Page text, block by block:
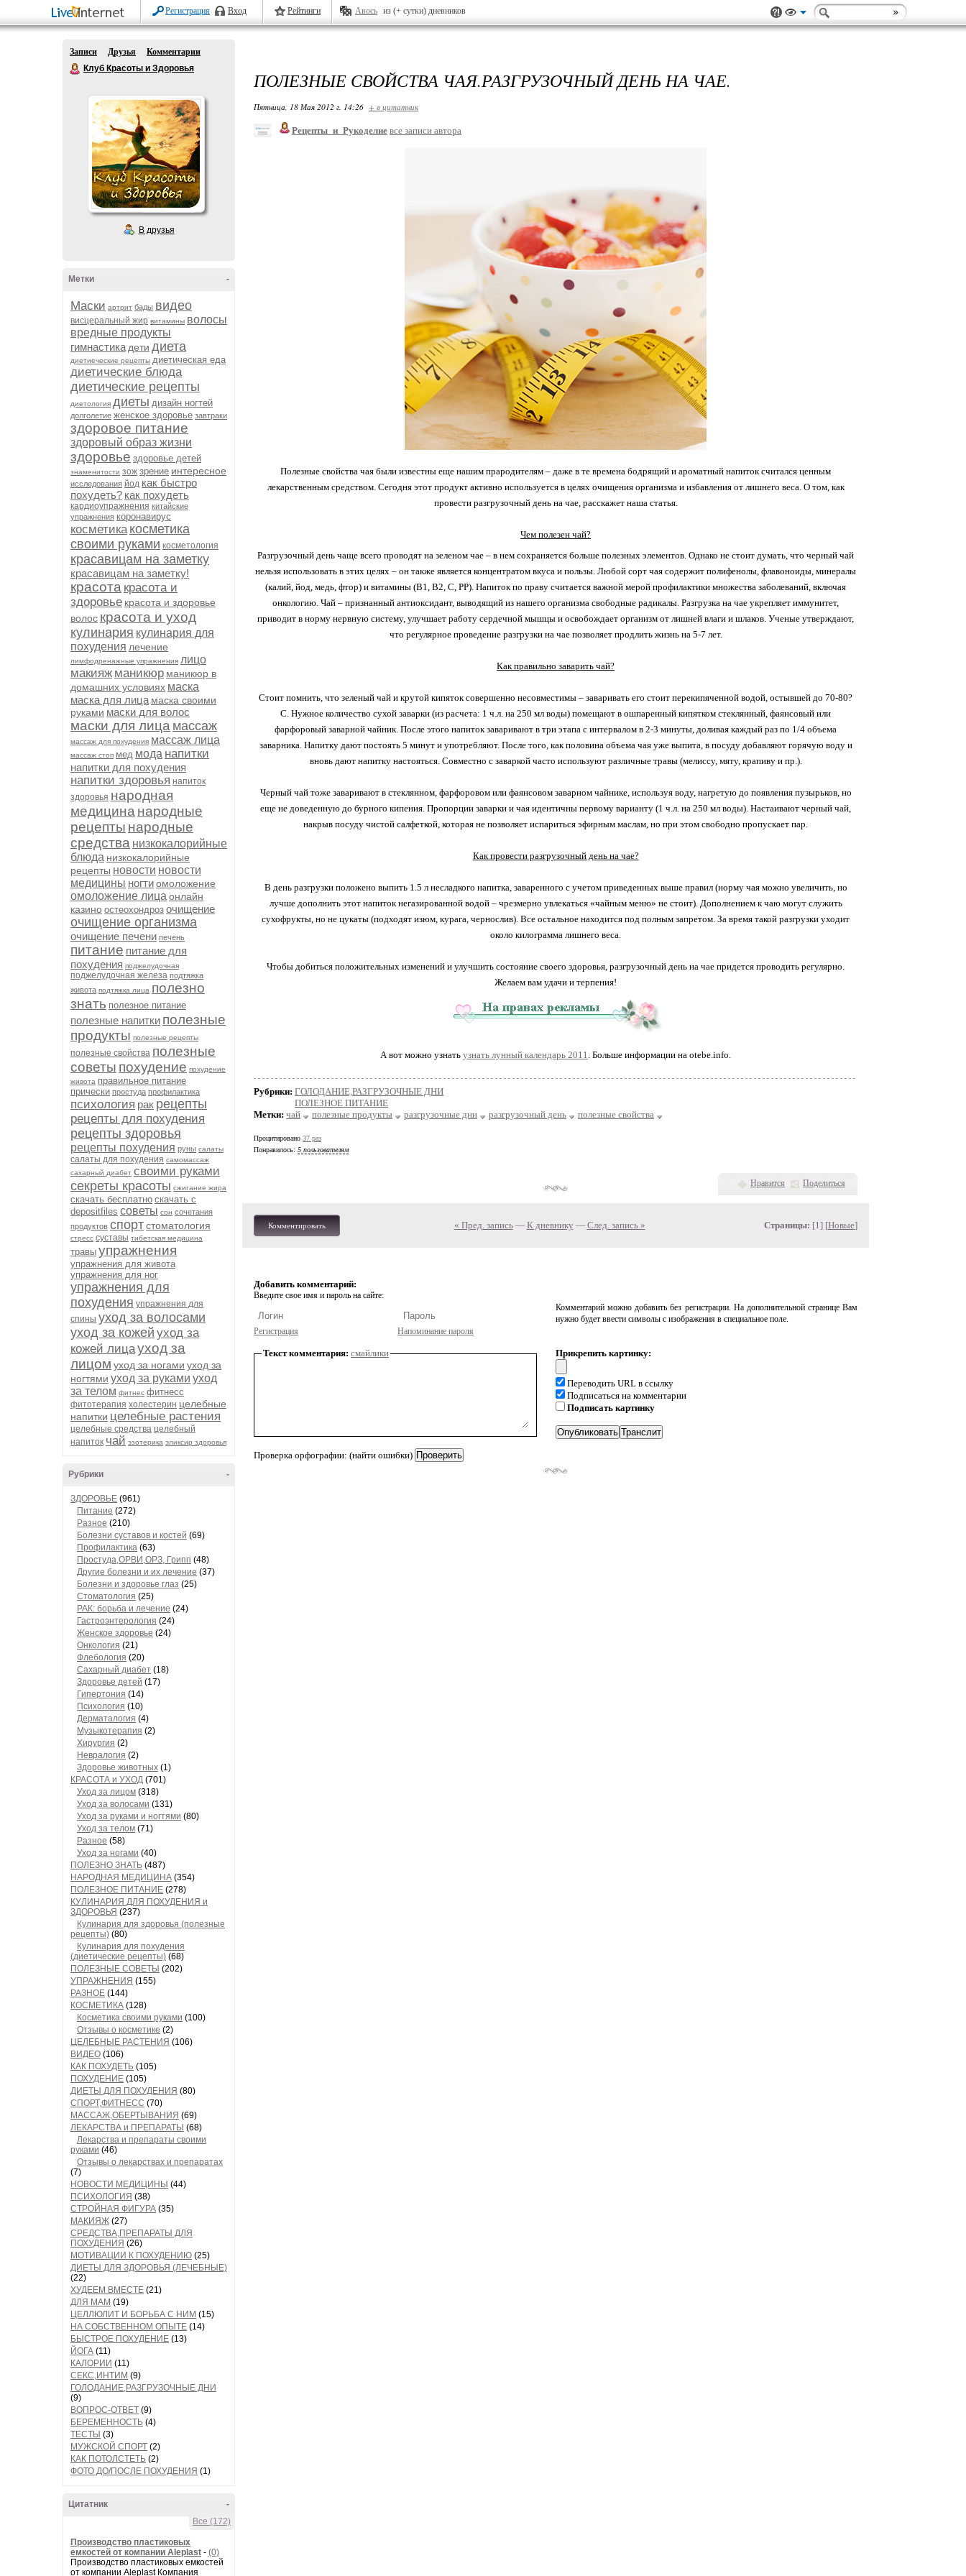
Регистрация Вход Рейтинги Авось из (+ сутки) дневников
Записи Друзья
Комментарии
Клуб Красоты и Здоровья
В друзья
-
Метки
Маски артрит бады видео
висцеральный жир витамины волосы
вредные продукты
гимнастика дети диета
диетиеческие рецепты диетическая еда
диетические блюда
диетические рецепты
диетология диеты дизайн ногтей
долголетие женское здоровье завтраки
здоровое питание
здоровый образ жизни
здоровье здоровье детей
знаменитости зож зрение интересное
исследования йод как быстро
похудеть? как похудеть
кардиоупражнения китайские
упражнения коронавирус
косметика косметика
своими руками косметология
красавицам на заметку
красавицам на заметку!
красота красота и
здоровье красота и здоровье
волос красота и уход
кулинария кулинария для
похудения лечение
лимфодренажные упражнения лицо
макияж маникюр маникюр в
домашних условиях маска
маска для лица маска своими
руками маски для волос
маски для лица массаж
массаж для похудения массаж лица
массаж стоп мед мода напитки
напитки для похудения
напитки здоровья напиток
здоровья народная
медицина народные
рецепты народные
средства низкокалорийные
блюда низкокалорийные
рецепты новости новости
медицины ногтиомоложение
омоложение лица онлайн
казино остеохондроз очищение
очищение организма
очищение печени печень
питание питание для
похудения поджелудочная
поджелудочная железа подтяжка
живота подтяжка лица полезно
знать полезное питание
полезные напитки полезные
продукты полезные рецепты
полезные свойства полезные
советы похудение похудение
живота правильное питание
прически простуда профилактика
психология рак рецепты
рецепты для похудения
рецепты здоровья
рецепты похудения руны салаты
салаты для похудения самомассаж
сахарный диабет своими руками
секреты красоты сжигание жира
скачать бесплатно скачать с
depositfiles советы сон сочетания
продуктов спортстоматология
стресс суставы тибетская медицина
травы упражнения
упражнения для живота
упражнения для ног
упражнения для
похудения упражнения для
спины уход за волосами
уход за кожей уход за
кожей лицауход за
лицом уход за ногами уход за
ногтями уход за руками уход
за телом фитнес фитнесс
фитотерапия холестерин целебные
напитки целебные растения
целебные средства целебный
напиток чай эзотерика эликсир здоровья
-
Рубрики
ЗДОРОВЬЕ (961)
Питание (272)
Разное (210)
Болезни суставов и костей (69)
Профилактика (63)
Простуда,ОРВИ,ОРЗ, Грипп (48)
Другие болезни и их лечение (37)
Болезни и здоровье глаз (25)
Стоматология (25)
РАК: борьба и лечение (24)
Гастроэнтерология (24)
Женское здоровье (24)
Онкология (21)
Флебология (20)
Сахарный диабет (18)
Здоровье детей (17)
Гипертония (14)
Психология (10)
Дерматалогия (4)
Музыкотерапия (2)
Хирургия (2)
Невралогия (2)
Здоровье животных (1)
КРАСОТА и УХОД (701)
Уход за лицом (318)
Уход за волосами (131)
Уход за руками и ногтями (80)
Уход за телом (71)
Разное (58)
Уход за ногами (40)
ПОЛЕЗНО ЗНАТЬ (487)
НАРОДНАЯ МЕДИЦИНА (354)
ПОЛЕЗНОЕ ПИТАНИЕ (278)
КУЛИНАРИЯ ДЛЯ ПОХУДЕНИЯ и
ЗДОРОВЬЯ (237)
Кулинария для здоровья (полезные
рецепты) (80)
Кулинария для похудения
(диетические рецепты) (68)
ПОЛЕЗНЫЕ СОВЕТЫ (202)
УПРАЖНЕНИЯ (155)
РАЗНОЕ (144)
КОСМЕТИКА (128)
Косметика своими руками (100)
Отзывы о косметике (2)
ЦЕЛЕБНЫЕ РАСТЕНИЯ (106)
ВИДЕО (106)
КАК ПОХУДЕТЬ (105)
ПОХУДЕНИЕ (105)
ДИЕТЫ ДЛЯ ПОХУДЕНИЯ (80)
СПОРТ,ФИТНЕСС (70)
МАССАЖ,ОБЕРТЫВАНИЯ (69)
ЛЕКАРСТВА и ПРЕПАРАТЫ (68)
Лекарства и препараты своими
руками (46)
Отзывы о лекарствах и препаратах
(7)
НОВОСТИ МЕДИЦИНЫ (44)
ПСИХОЛОГИЯ (38)
СТРОЙНАЯ ФИГУРА (35)
МАКИЯЖ (27)
СРЕДСТВА,ПРЕПАРАТЫ ДЛЯ
ПОХУДЕНИЯ (26)
МОТИВАЦИИ К ПОХУДЕНИЮ (25)
ДИЕТЫ ДЛЯ ЗДОРОВЬЯ (ЛЕЧЕБНЫЕ)
(22)
ХУДЕЕМ ВМЕСТЕ (21)
ДЛЯ МАМ (19)
ЦЕЛЛЮЛИТ И БОРЬБА С НИМ (15)
НА СОБСТВЕННОМ ОПЫТЕ (14)
БЫСТРОЕ ПОХУДЕНИЕ (13)
ЙОГА (11)
КАЛОРИИ (11)
СЕКС,ИНТИМ (9)
ГОЛОДАНИЕ,РАЗГРУЗОЧНЫЕ ДНИ
(9)
ВОПРОС-ОТВЕТ (9)
БЕРЕМЕННОСТЬ (4)
ТЕСТЫ (3)
МУЖСКОЙ СПОРТ (2)
КАК ПОТОЛСТЕТЬ (2)
ФОТО ДО/ПОСЛЕ ПОХУДЕНИЯ (1)
-
Цитатник
Все (172)
Производство пластиковых
емкостей от компании Aleplast - (0)
Производство пластиковых емкостей
от компании Aleplast Компания
ПОЛЕЗНЫЕ СВОЙСТВА ЧАЯ.РАЗГРУЗОЧНЫЙ ДЕНЬ НА ЧАЕ.
Пятница, 18 Мая 2012 г. 14:26 + в цитатник
Рецепты_и_Рукоделие все записи автора
Полезные свойства чая были известны еще нашим прародителям – даже в те времена бодрящий и ароматный напиток считался ценным
лекарственным средством. Сегодня этот продукт активно используется в целях очищения организма и избавления от лишнего веса. О том, как
провести разгрузочный день на чае, расскажет наша статья.
Чем полезен чай?
Разгрузочный день чаще всего проводят на зеленом чае – в нем сохраняется больше полезных элементов. Однако не стоит думать, что черный чай
нельзя использовать в этих целях – он также является концентратом вкуса и пользы. Любой сорт чая содержит полифенолы, флавоноиды, минералы
(калий, йод, медь, фтор) и витамины (B1, B2, C, PP). Напиток по праву считается важной мерой профилактики множества заболеваний, включая
онкологию. Чай – признанный антиоксидант, выводящий из нашего организма свободные радикалы. Разгрузка на чае укрепляет иммунитет,
приводит в норму нервную систему, улучшает работу сердечной мышцы и освобождает организм от лишней влаги и шлаков. Ученые утверждают,
что регулярное проведение разгрузки на чае позволяет продлить жизнь на 5-7 лет.
Как правильно заварить чай?
Стоит помнить, что зеленый чай и крутой кипяток совершенно несовместимы – заваривать его стоит перекипяченной водой, остывшей до 70-80?
С. Нужное количество сухой заварки (из расчета: 1 ч.л. на 250 мл воды) помещают в ошпаренный кипятком стеклянный, фаянсовый или
фарфоровый заварной чайник. После этого напиток заваривают в три этапа с интервалом в 2-3 минуты, доливая каждый раз по 1/4 объема
заварника. Напитку дают постоять 5 минут и употребляют. После того, как половина объема чая уже выпита, в посуду добавляют горячую воду и
вновь дают напитку настояться. Совместно с заваркой часто используют различные травы (мелиссу, мяту, крапиву и пр.).
Черный чай тоже заваривают в стеклянном, фарфоровом или фаянсовом заварном чайнике, используя воду, нагретую до появления пузырьков, но
еще не доведенную до бурного кипения. Пропорции заварки и чая идентичны первому варианту (1 ч.л. на 250 мл воды). Настаивают черный чай,
накрыв посуду чистой салфеткой, которая не позволяет испариться эфирным маслам, но при этом свободно пропускает пар.
Как провести разгрузочный день на чае?
В день разгрузки положено выпить 1.5 л несладкого напитка, заваренного с учетом приведенных выше правил (норму чая можно увеличить, но
лучше дополнить этот напиток негазированной водой – чрезмерно увлекаться «чайным меню» не стоит). Дополнением к чаю могут служить
сухофрукты, но не цукаты (подходят изюм, курага, чернослив). Все остальное находится под полным запретом. За время такой разгрузки уходит
около килограмма лишнего веса.
Чтобы добиться положительных изменений и улучшить состояние своего здоровья, разгрузочный день на чае придется проводить регулярно.
Желаем вам удачи и терпения!
А вот можно узнать узнать лунный календарь 2011. Больше информации на otebe.info.
Рубрики: ГОЛОДАНИЕ,РАЗГРУЗОЧНЫЕ ДНИ
ПОЛЕЗНОЕ ПИТАНИЕ
Метки: чай полезные продукты разгрузочные дни разгрузочный день полезные свойства
Процитировано 37 раз
Понравилось: 5 пользователям
Нравится Поделиться
Комментировать « Пред. запись— К дневнику — След. запись » Страницы: [1] [Новые]
Добавить комментарий:
Введите свое имя и пароль на сайте:
Регистрация Напоминание пароля
Комментарий можно добавить без регистрации. На дополнительной странице Вам
нужно будет ввести символы с изображения в специальное поле.
Текст комментария: смайлики
Проверка орфографии: (найти ошибки)
Прикрепить картинку:
Переводить URL в ссылку
Подписаться на комментарии
Подписать картинку